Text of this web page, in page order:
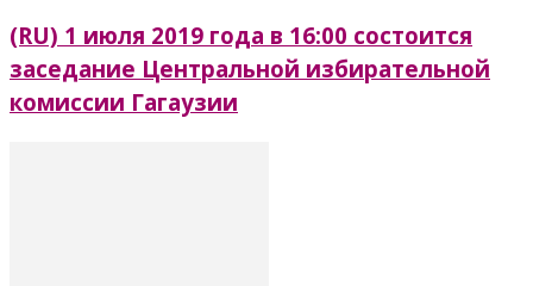
(RU) 1 июля 2019 года в 16:00 состоится
заседание Центральной избирательной
комиссии Гагаузии